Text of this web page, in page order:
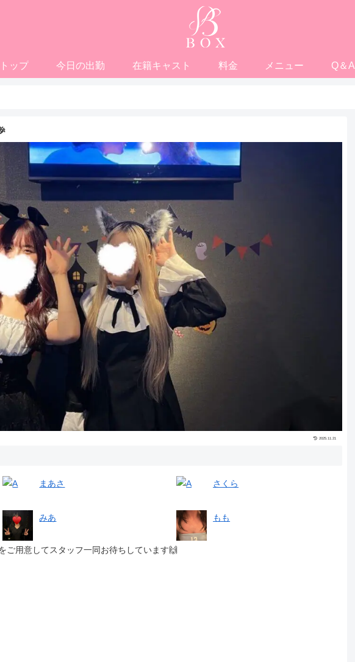
トップ 今日の出勤 在籍キャスト 料金 メニュー Q＆A
2025.11.21
まあさ さくら
みあ もも
ご用意してスタッフ一同お待ちしています🙌